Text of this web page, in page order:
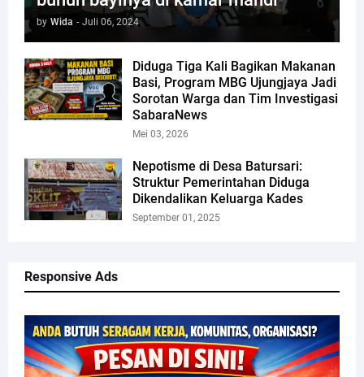
by Wida - Juli 06, 2024
Diduga Tiga Kali Bagikan Makanan
Basi, Program MBG Ujungjaya Jadi
Sorotan Warga dan Tim Investigasi
SabaraNews
Mei 03, 2026
Nepotisme di Desa Batursari:
Struktur Pemerintahan Diduga
Dikendalikan Keluarga Kades
September 01, 2025
Responsive Ads